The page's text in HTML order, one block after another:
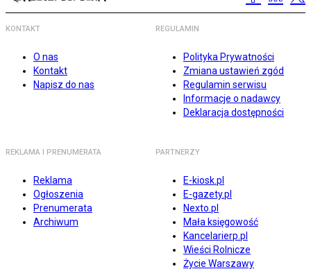
KONTAKT
O nas
Kontakt
Napisz do nas
REGULAMIN
Polityka Prywatności
Zmiana ustawień zgód
Regulamin serwisu
Informacje o nadawcy
Deklaracja dostępności
REKLAMA I PRENUMERATA
Reklama
Ogłoszenia
Prenumerata
Archiwum
PARTNERZY
E-kiosk.pl
E-gazety.pl
Nexto.pl
Mała księgowość
Kancelarierp.pl
Wieści Rolnicze
Życie Warszawy